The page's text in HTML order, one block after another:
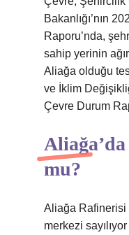
Bakanlığı’nın
Raporu’nda,
sahip yerinin
Aliağa olduğu
ve İklim
Çevre Durum
mu?
Aliağa
merkezi